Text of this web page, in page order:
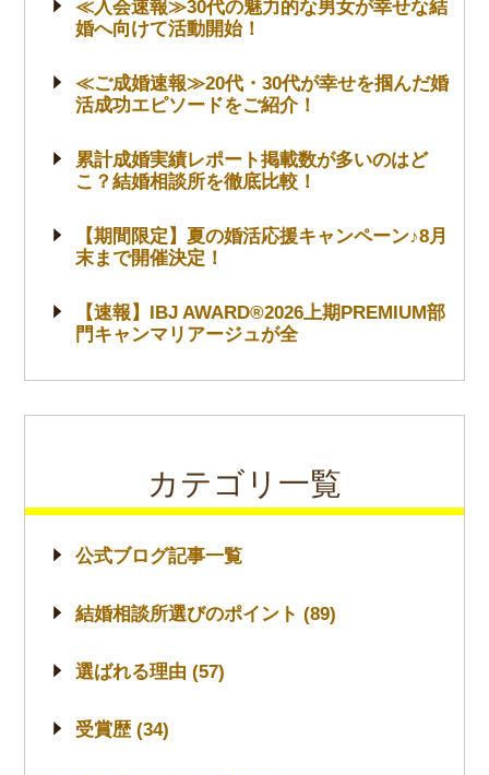
≪入会速報≫30代の魅力的な男女が幸せな結
婚へ向けて活動開始！
≪ご成婚速報≫20代・30代が幸せを掴んだ婚
活成功エピソードをご紹介！
累計成婚実績レポート掲載数が多いのはど
こ？結婚相談所を徹底比較！
【期間限定】夏の婚活応援キャンペーン♪8月
末まで開催決定！
【速報】IBJ AWARD®2026上期PREMIUM部
門キャンマリアージュが全
カテゴリ一覧
公式ブログ記事一覧
結婚相談所選びのポイント (89)
選ばれる理由 (57)
受賞歴 (34)